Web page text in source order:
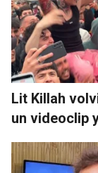
Lit Killah
un videoclip